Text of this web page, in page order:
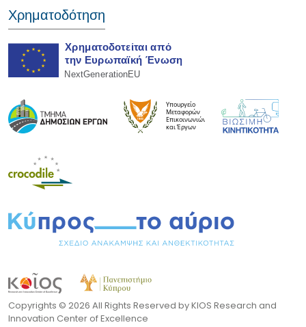
Χρηματοδότηση
Copyrights © 2026 All Rights Reserved by KIOS Research and
Innovation Center of Excellence